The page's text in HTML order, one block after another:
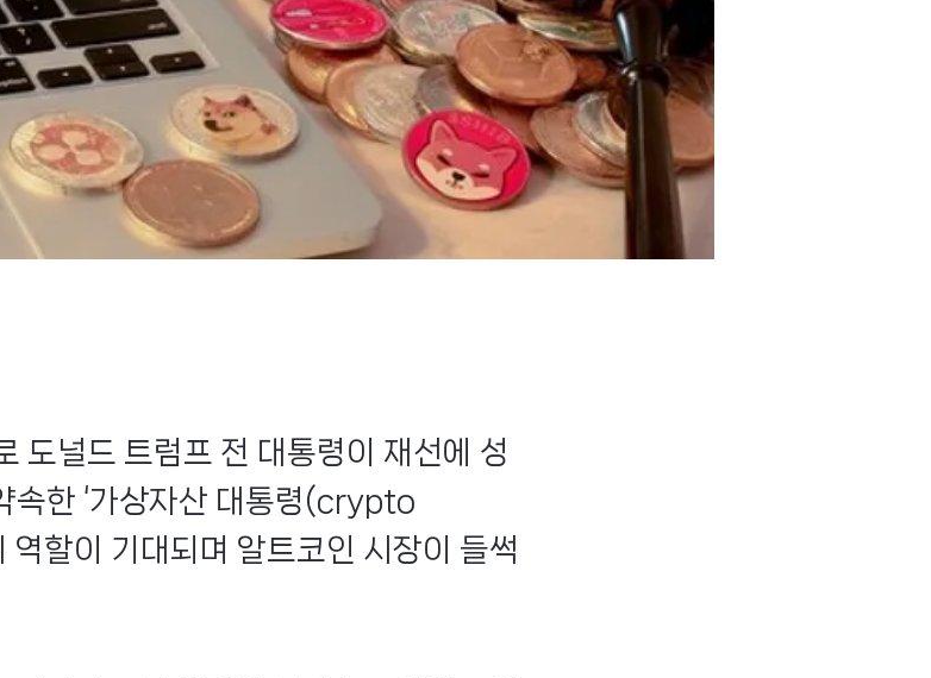
도널드 트럼프 전 대통령이 재선에 성
속한 ‘가상자산 대통령(crypto
할이 기대되며 알트코인 시장이 들썩